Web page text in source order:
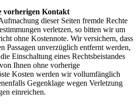
vorherigen Kontakt
dieser Seiten fremde Rechte
verletzen, so bitten wir um
ohne Kostennote. Wir versichern, dass
Passagen unverzüglich entfernt werden,
Einschaltung eines Rechtsbeistandes
Ihnen ohne vorherige
Kosten werden wir vollumfänglich
Gegenklage wegen Verletzung
einreichen.